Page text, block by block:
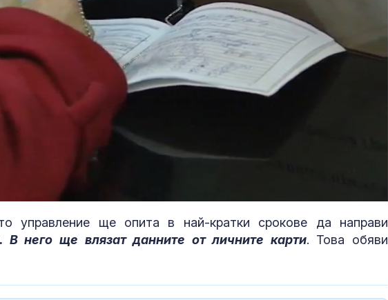
Loaded
управление ще опита в най-кратки срокове да направи
В него ще влязат данните от личните карти. Това обяви